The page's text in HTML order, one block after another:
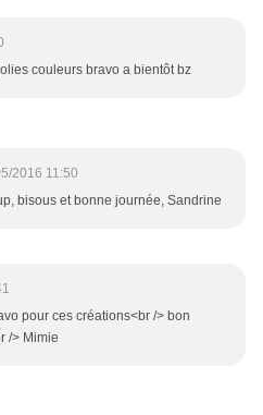
couleurs bravo a bientôt bz
2016 11:50
bisous et bonne journée, Sandrine
pour ces créations<br /> bon
/> Mimie